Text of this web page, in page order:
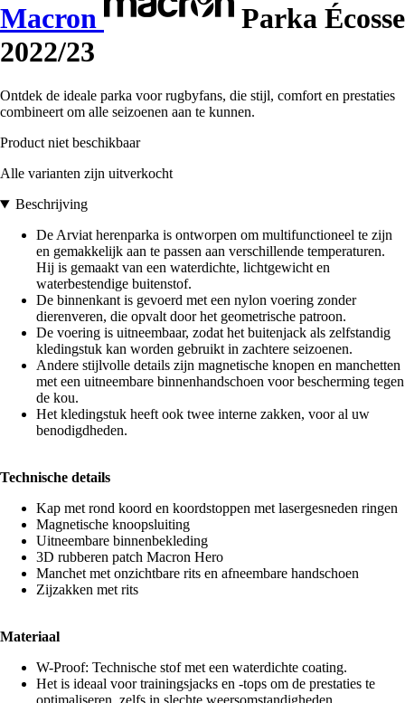
Macron
Parka Écosse
2022/23
Ontdek de ideale parka voor rugbyfans, die stijl, comfort en prestaties
combineert om alle seizoenen aan te kunnen.
Product niet beschikbaar
Alle varianten zijn uitverkocht
Beschrijving
De Arviat herenparka is ontworpen om multifunctioneel te zijn
en gemakkelijk aan te passen aan verschillende temperaturen.
Hij is gemaakt van een waterdichte, lichtgewicht en
waterbestendige buitenstof.
De binnenkant is gevoerd met een nylon voering zonder
dierenveren, die opvalt door het geometrische patroon.
De voering is uitneembaar, zodat het buitenjack als zelfstandig
kledingstuk kan worden gebruikt in zachtere seizoenen.
Andere stijlvolle details zijn magnetische knopen en manchetten
met een uitneembare binnenhandschoen voor bescherming tegen
de kou.
Het kledingstuk heeft ook twee interne zakken, voor al uw
benodigdheden.
Technische details
Kap met rond koord en koordstoppen met lasergesneden ringen
Magnetische knoopsluiting
Uitneembare binnenbekleding
3D rubberen patch Macron Hero
Manchet met onzichtbare rits en afneembare handschoen
Zijzakken met rits
Materiaal
W-Proof: Technische stof met een waterdichte coating.
Het is ideaal voor trainingsjacks en -tops om de prestaties te